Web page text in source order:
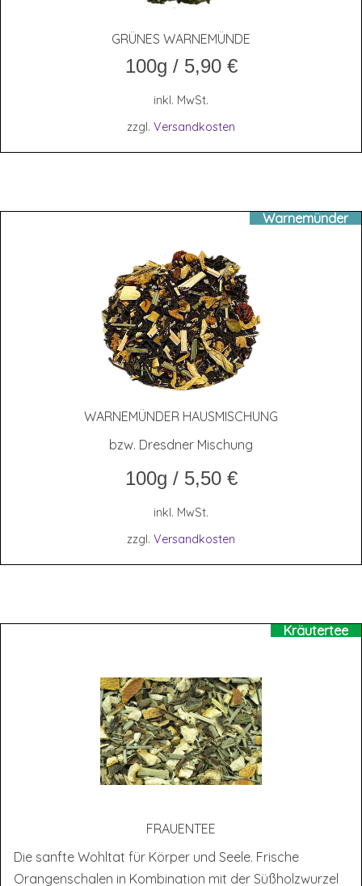
GRÜ­NES WARNEMÜNDE
100g / 5,90 €
inkl. MwSt.
zzgl. Versandkosten
Warnemünder
WAR­NE­MÜN­DER HAUSMISCHUNG
bzw. Dresdner Mischung
100g / 5,50 €
inkl. MwSt.
zzgl. Versandkosten
Kräutertee
FRAU­EN­TEE
Die sanfte Wohltat für Körper und Seele. Frische
Orangenschalen in Kombination mit der Süßholzwurzel